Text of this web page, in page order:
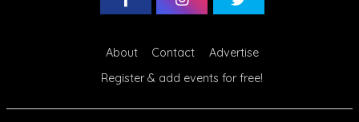
About Contact
Advertise
Register & add events for free!